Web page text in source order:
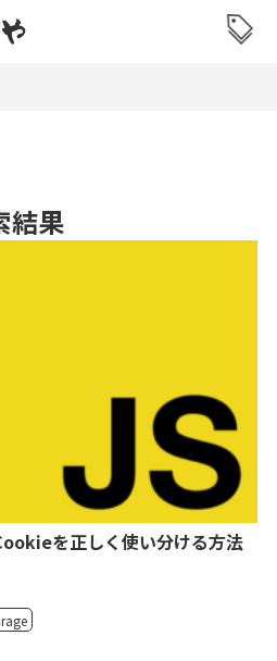
結果
を正しく使い分ける方法